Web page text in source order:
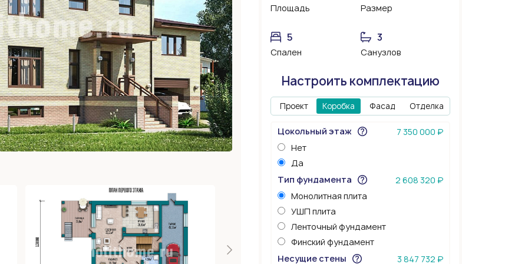
Площадь Размер
5
Спален
3
Санузлов
Настроить комплектацию
Проект Коробка Фасад Отделка
Цокольный этаж
7 350 000 ₽
Нет
Да
Тип фундамента
2 608 320 ₽
Монолитная плита
УШП плита
Ленточный фундамент
Финский фундамент
Несущие стены
3 847 732 ₽